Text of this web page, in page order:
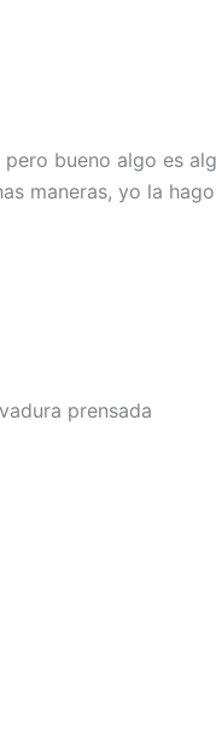
bueno algo es
maneras, yo la
prensada